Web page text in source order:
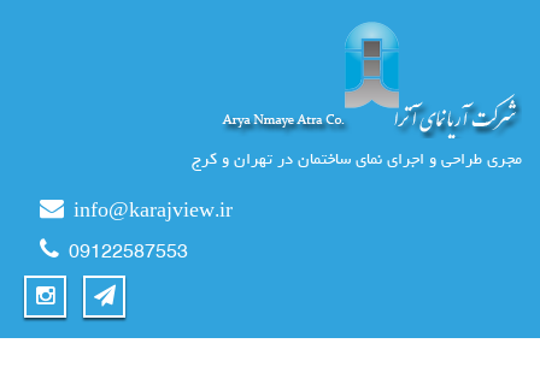
مجری طراحی و اجرای نمای ساختمان در تهران و کرج
info@karajview.ir
09122587553